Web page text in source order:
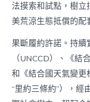
法摸索和試點，樹
美荒涼生態抵償的配
果斷履約許諾。持續
（UNCCD）、《結
和《結合國天氣變更
“里約三條約”），經